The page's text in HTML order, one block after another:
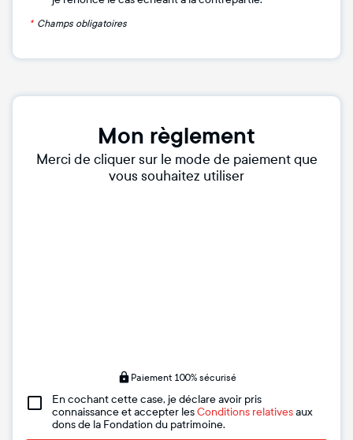
* Champs obligatoires
Mon règlement
Merci de cliquer sur le mode de paiement que
vous souhaitez utiliser
Paiement 100% sécurisé
En cochant cette case, je déclare avoir pris
connaissance et accepter lesConditions relativesaux
dons de la Fondation du patrimoine.